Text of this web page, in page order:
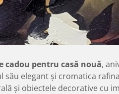
cadou pentru casă nouă,
său elegant și cromatica
și obiectele decorative cu